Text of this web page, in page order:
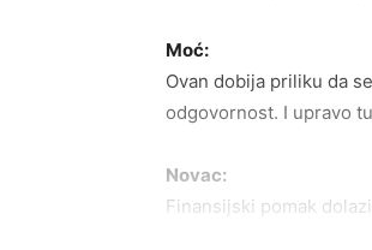
Moć:
Ovan dobija priliku da
odgovornost. I upravo
Novac:
Finansijski pomak